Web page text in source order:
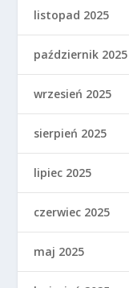
listopad 2025
październik 2025
wrzesień 2025
sierpień 2025
lipiec 2025
czerwiec 2025
maj 2025